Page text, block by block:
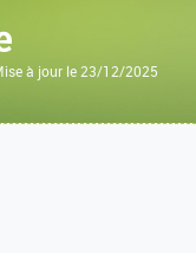
à jour le 23/12/2025